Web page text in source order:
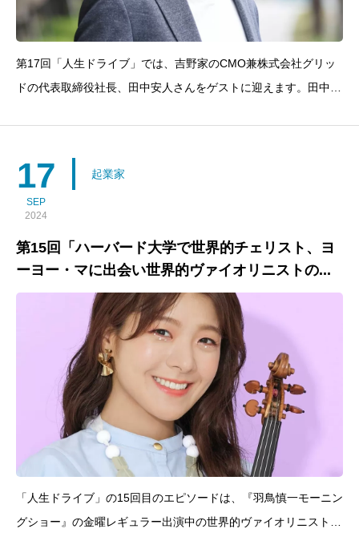
第17回「人生ドライブ」では、吉野家のCMO兼株式会社グリッ
ドの代表取締役社長、田中安人さんをゲストに迎えます。田中さ
ネスチャンスを形成し挑戦する方法を学べます。田中さんは
17
SEP
2024
起業家
第15回「ハーバード大学で世界的チェリスト、ヨ
ーヨー・マに出会い世界的ヴァイオリニストの...
「人生ドライブ」の15回目のエピソードは、『羽鳥慎一モーニン
グショー』の金曜レギュラー出演中の世界的ヴァイオリニスト廣